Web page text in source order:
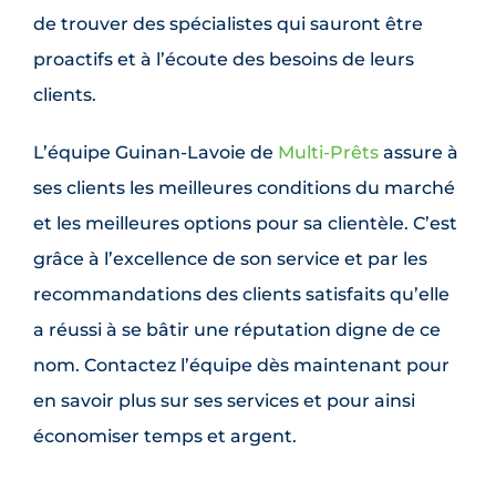
de trouver des spécialistes qui sauront être
proactifs et à l’écoute des besoins de leurs
clients.
L’équipe Guinan-Lavoie de Multi-Prêts assure à
ses clients les meilleures conditions du marché
et les meilleures options pour sa clientèle. C’est
grâce à l’excellence de son service et par les
recommandations des clients satisfaits qu’elle
a réussi à se bâtir une réputation digne de ce
nom. Contactez l’équipe dès maintenant pour
en savoir plus sur ses services et pour ainsi
économiser temps et argent.